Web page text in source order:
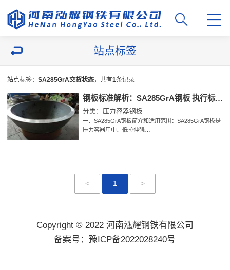
站点标签
站点标签： SA285GrA交货状态，共有1条记录
钢板标准解析：SA285GrA钢板 执行标准 交货状态 化学成分 力学性能 工艺性能 订货内容 冲击试验 等
分类：压力容器钢板
一、SA285GrA钢板简介和适用范围：SA285GrA钢板是
压力容器用中、低拉伸强…
< 1 >
Copyright © 2022 河南泓耀钢铁有限公司
备案号：豫ICP备2022028240号